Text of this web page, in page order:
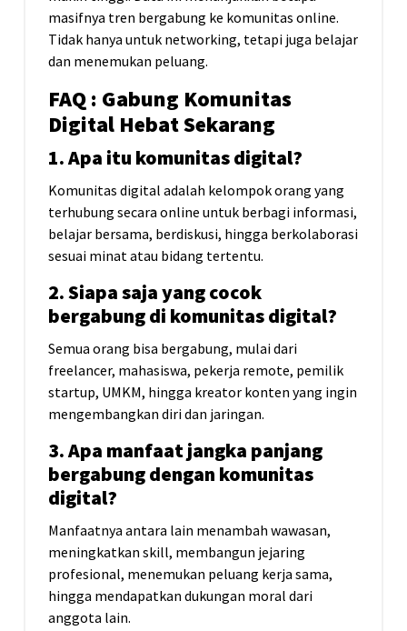
masifnya tren bergabung ke komunitas online.
Tidak hanya untuk networking, tetapi juga belajar
dan menemukan peluang.
FAQ : Gabung Komunitas
Digital Hebat Sekarang
1. Apa itu komunitas digital?
Komunitas digital adalah kelompok orang yang
terhubung secara online untuk berbagi informasi,
belajar bersama, berdiskusi, hingga berkolaborasi
sesuai minat atau bidang tertentu.
2. Siapa saja yang cocok
bergabung di komunitas digital?
Semua orang bisa bergabung, mulai dari
freelancer, mahasiswa, pekerja remote, pemilik
startup, UMKM, hingga kreator konten yang ingin
mengembangkan diri dan jaringan.
3. Apa manfaat jangka panjang
bergabung dengan komunitas
digital?
Manfaatnya antara lain menambah wawasan,
meningkatkan skill, membangun jejaring
profesional, menemukan peluang kerja sama,
hingga mendapatkan dukungan moral dari
anggota lain.